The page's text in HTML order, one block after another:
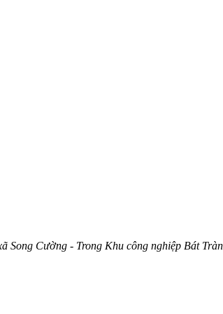
Cường - Trong Khu công nghiệp Bát